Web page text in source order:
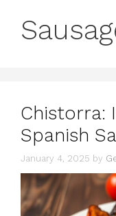
Chistorra:
Spanish
January 4, 2025 by